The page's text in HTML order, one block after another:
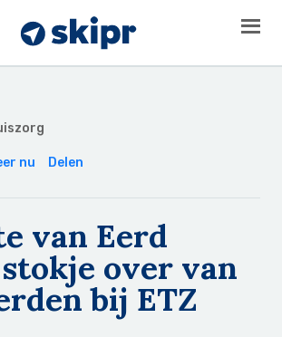
nu Delen
van Eerd
over van
bij ETZ